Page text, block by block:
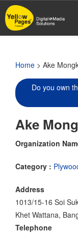
Skip
to
main
Home > Ake
Do you own
Ake
Organization
Category :
Address
1013/15-16 Soi
Khet Wattana,
Telephone